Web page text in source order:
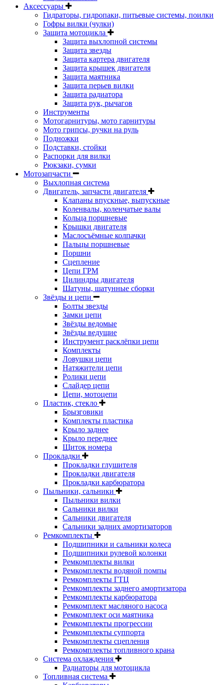
Аксессуары
Гидраторы, гидропаки, питьевые системы, поилки
Гофры вилки (чулки)
Защита мотоцикла
Защита выхлопной системы
Защита звезды
Защита картера двигателя
Защита крышек двигателя
Защита маятника
Защита перьев вилки
Защита радиатора
Защита рук, рычагов
Инструменты
Мотогарнитуры, мото гарнитуры
Мото грипсы, ручки на руль
Подножки
Подставки, стойки
Распорки для вилки
Рюкзаки, сумки
Мотозапчасти
Выхлопная система
Двигатель, запчасти двигателя
Клапаны впускные, выпускные
Коленвалы, коленчатые валы
Кольца поршневые
Крышки двигателя
Маслосъёмные колпачки
Пальцы поршневые
Поршни
Сцепление
Цепи ГРМ
Цилиндры двигателя
Шатуны, шатунные сборки
Звёзды и цепи
Болты звезды
Замки цепи
Звёзды ведомые
Звёзды ведущие
Инструмент расклёпки цепи
Комплекты
Ловушки цепи
Натяжители цепи
Ролики цепи
Слайдер цепи
Цепи, мотоцепи
Пластик, стекло
Брызговики
Комплекты пластика
Крыло заднее
Крыло переднее
Щиток номера
Прокладки
Прокладки глушителя
Прокладки двигателя
Прокладки карбюратора
Пыльники, сальники
Пыльники вилки
Сальники вилки
Сальники двигателя
Сальники задних амортизаторов
Ремкомплекты
Подшипники и сальники колеса
Подшипники рулевой колонки
Ремкомплекты вилки
Ремкомплекты водяной помпы
Ремкомплекты ГТЦ
Ремкомплекты заднего амортизатора
Ремкомплекты карбюратора
Ремкомплект масляного насоса
Ремкомплект оси маятника
Ремкомплекты прогрессии
Ремкомплекты суппорта
Ремкомплекты сцепления
Ремкомплекты топливного крана
Система охлаждения
Радиаторы для мотоцикла
Топливная система